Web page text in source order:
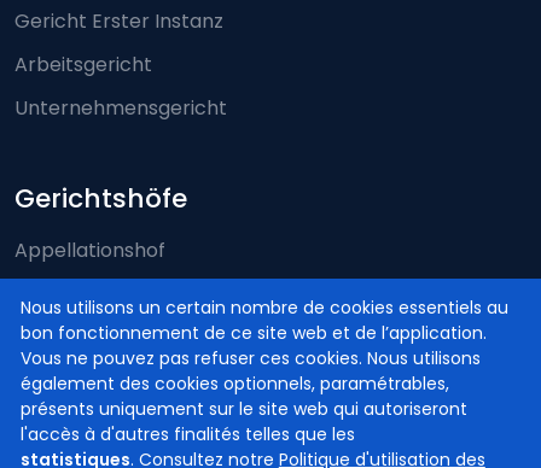
Nous utilisons un certain nombre de cookies essentiels au
bon fonctionnement de ce site web et de l’application.
Vous ne pouvez pas refuser ces cookies. Nous utilisons
également des cookies optionnels, paramétrables,
présents uniquement sur le site web qui autoriseront
l'accès à d'autres finalités telles que les
statistiques. Consultez notre Politique d'utilisation des
Gericht Erster Instanz
Arbeitsgericht
Unternehmensgericht
Gerichtshöfe
Appellationshof
Arbeitsgerichtshof
Assisenhof
Kassationshof